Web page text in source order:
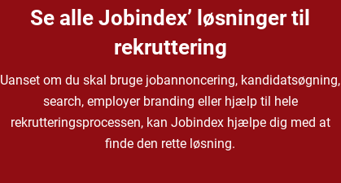
Se alle Jobindex’ løsninger til
rekruttering
Uanset om du skal bruge jobannoncering, kandidatsøgning,
search, employer branding eller hjælp til hele
rekrutteringsprocessen, kan Jobindex hjælpe dig med at
finde den rette løsning.